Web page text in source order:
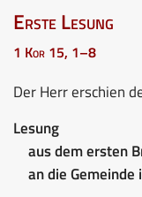
Erste Lesung
1 Kor 15, 1–8
Der Herr erschien
Lesung
aus dem ersten
an die Gemeinde